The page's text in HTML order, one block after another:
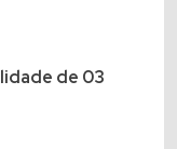
de 03